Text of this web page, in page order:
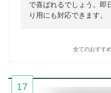
で喜ばれるでしょう。即
り用にも対応できます。
全てのおすす
17